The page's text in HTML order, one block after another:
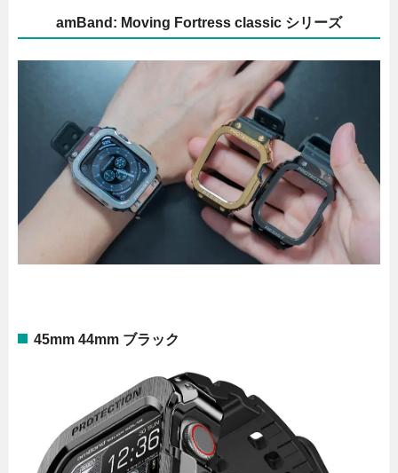
amBand: Moving Fortress classic シリーズ
45mm 44mm ブラック